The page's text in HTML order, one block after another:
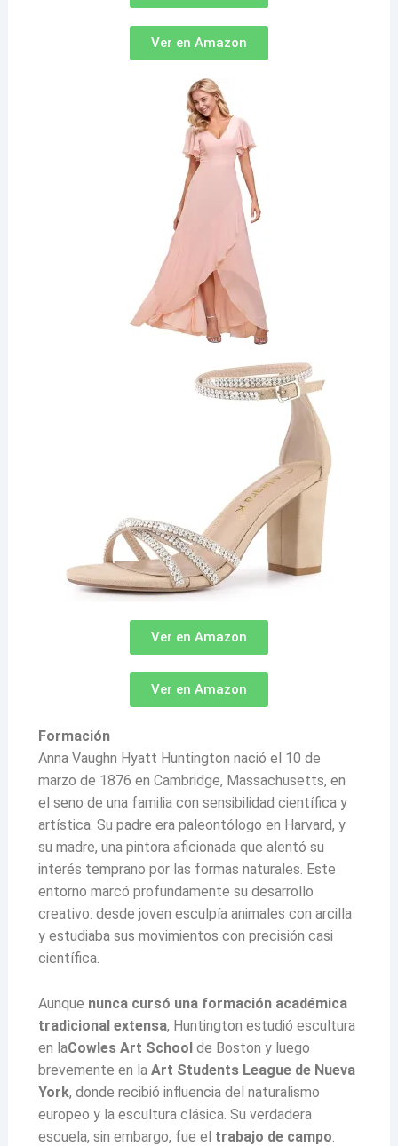
Ver en Amazon
Ver en Amazon
Ver en Amazon
Formación
Anna Vaughn Hyatt Huntington nació el 10 de
marzo de 1876 en Cambridge, Massachusetts, en
el seno de una familia con sensibilidad científica y
artística. Su padre era paleontólogo en Harvard, y
su madre, una pintora aficionada que alentó su
interés temprano por las formas naturales. Este
entorno marcó profundamente su desarrollo
creativo: desde joven esculpía animales con arcilla
y estudiaba sus movimientos con precisión casi
científica.
Aunque nunca cursó una formación académica
tradicional extensa, Huntington estudió escultura
en laCowles Art Schoolde Boston y luego
brevemente en la Art Students League de Nueva
York, donde recibió influencia del naturalismo
europeo y la escultura clásica. Su verdadera
escuela, sin embargo, fue el trabajo de campo: